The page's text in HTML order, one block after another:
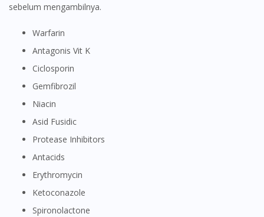
sebelum mengambilnya.
Warfarin
Antagonis Vit K
Ciclosporin
Gemfibrozil
Niacin
Asid Fusidic
Protease Inhibitors
Antacids
Erythromycin
Ketoconazole
Spironolactone